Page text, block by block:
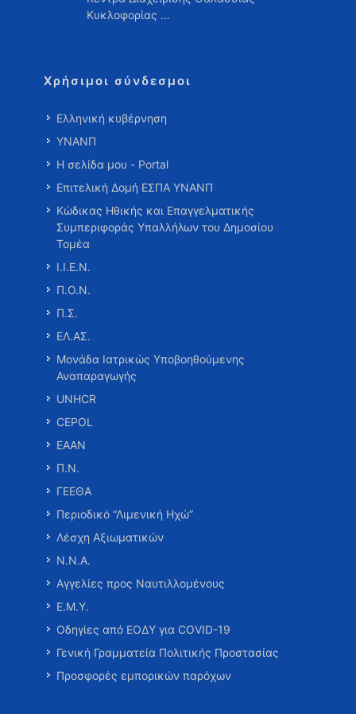
Κυκλοφορίας …
Χρήσιμοι σύνδεσμοι
Ελληνική κυβέρνηση
ΥΝΑΝΠ
Η σελίδα μου - Portal
Επιτελική Δομή ΕΣΠΑ ΥΝΑΝΠ
Κώδικας Ηθικής και Επαγγελματικής
Συμπεριφοράς Υπαλλήλων του Δημοσίου
Τομέα
Ι.Ι.Ε.Ν.
Π.Ο.Ν.
Π.Σ.
ΕΛ.ΑΣ.
Μονάδα Ιατρικώς Υποβοηθούμενης
Αναπαραγωγής
UNHCR
CEPOL
ΕΑΑΝ
Π.Ν.
ΓΕΕΘΑ
Περιοδικό “Λιμενική Ηχώ”
Λέσχη Αξιωματικών
Ν.Ν.Α.
Αγγελίες προς Ναυτιλλομένους
Ε.Μ.Υ.
Οδηγίες από ΕΟΔΥ για COVID-19
Γενική Γραμματεία Πολιτικής Προστασίας
Προσφορές εμπορικών παρόχων